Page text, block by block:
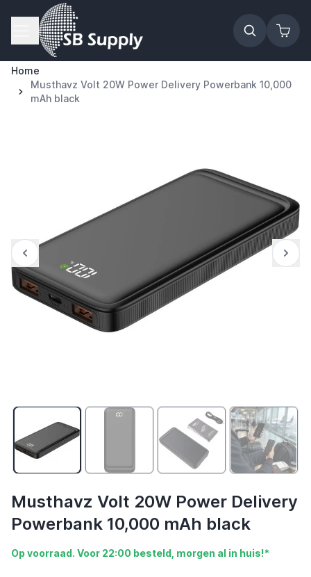
Ga naar de inhoud
Home
Musthavz Volt 20W Power Delivery Powerbank 10,000
mAh black
Musthavz Volt 20W Power Delivery
Powerbank 10,000 mAh black
Op voorraad. Voor 22:00 besteld, morgen al in huis!*